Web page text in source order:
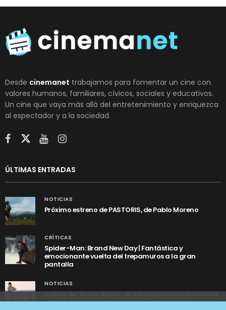
Desde cinemanet trabajamos para fomentar un cine con
valores humanos, familiares, cívicos, sociales y educativos.
Un cine que vaya más allá del entretenimiento y enriquezca
al espectador y a la sociedad.
ÚLTIMAS ENTRADAS
NOTICIAS
Próximo estreno de PASTORIS, de Pablo Moreno
CRÍTICAS
Spider-Man: Brand New Day | Fantástica y
emocionante vuelta del trepamuros a la gran
pantalla
NOTICIAS
Tráiler de ‘Yo soy Rocky’, la sorprendente historia real
detrás de cómo Stallone se convirtió en Rocky